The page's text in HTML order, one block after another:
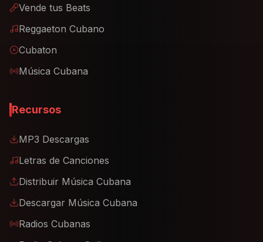
Vende tus Beats
Reggaeton Cubano
Cubaton
Música Cubana
Recursos
MP3 Descargas
Letras de Canciones
Distribuir Música Cubana
Descargar Música Cubana
Radios Cubanas